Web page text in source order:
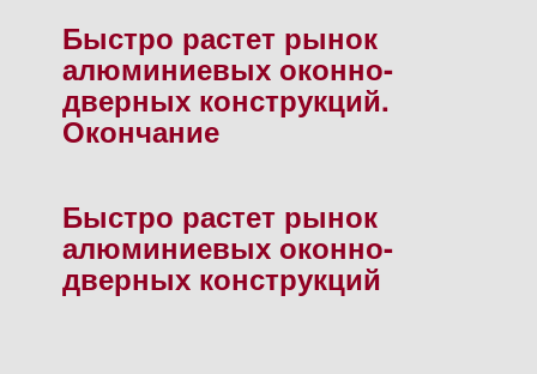
Быстро растет рынок
алюминиевых оконно-
дверных конструкций.
Окончание
Быстро растет рынок
алюминиевых оконно-
дверных конструкций